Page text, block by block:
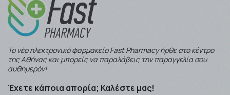
Το νέο ηλεκτρονικό φαρμακείο Fast Pharmacy ήρθε στο κέντρο
της Αθήνας και μπορείς να παραλάβεις την παραγγελία σου
αυθημερόν!
Έχετε κάποια απορία; Καλέστε μας!